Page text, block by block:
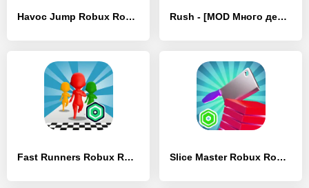
Havoc Jump Robux Roblominer - [MOD Много денег] Rush - [MOD Много денег]
Fast Runners Robux Roblominer - [MOD Много денег] Slice Master Robux Roblominer - [MOD Много денег]